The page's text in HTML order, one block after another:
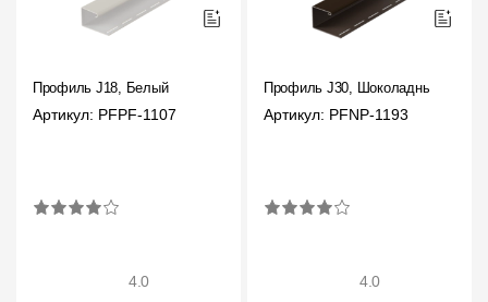
Профиль J18, Белый
Артикул: PFPF-1107
4.0
Профиль J30, Шоколадный
Артикул: PFNP-1193
4.0